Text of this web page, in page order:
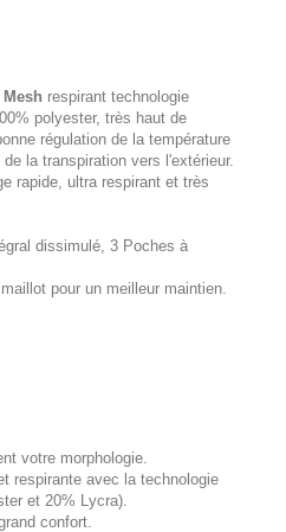
respirant technologie
polyester, très haut de
régulation de la température
la transpiration vers l'extérieur.
rapide, ultra respirant et très
dissimulé, 3 Poches à
pour un meilleur maintien.
votre morphologie.
respirante avec la technologie
et 20% Lycra).
confort.